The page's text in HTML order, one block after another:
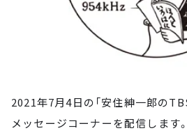
2021年7月4日の「安住紳一郎の
メッセージコーナーを配信します